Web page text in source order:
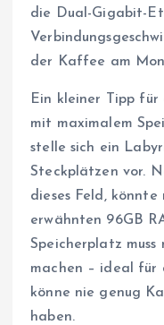
die Dual-Gigabit-
der Kaffee am
Ein kleiner Tipp für
mit maximalem
stelle sich ein
Steckplätzen vor.
dieses Feld,
erwähnten 96GB
Speicherplatz muss
machen – ideal für
könne nie genug
haben.